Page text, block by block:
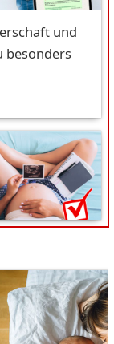
und
besonders